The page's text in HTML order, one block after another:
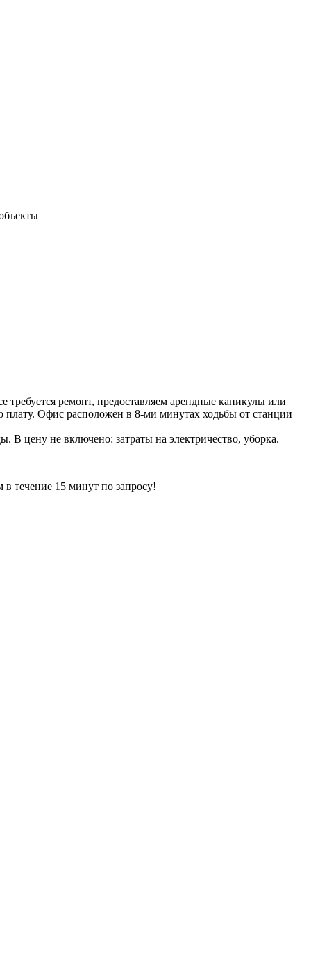
ремонт, предоставляем арендные каникулы или
плату. Офис расположен в 8-ми минутах ходьбы от станции
цену не включено: затраты на электричество, уборка.
15 минут по запросу!